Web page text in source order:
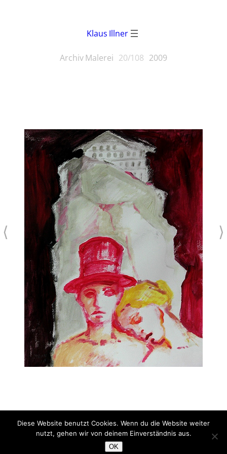
Klaus Illner
Archiv Malerei 20/108 2009
Surreales
Acryl auf Papier
⟨ ⟩
Diese Website benutzt Cookies. Wenn du die Website weiter
nutzt, gehen wir von deinem Einverständnis aus.
OK